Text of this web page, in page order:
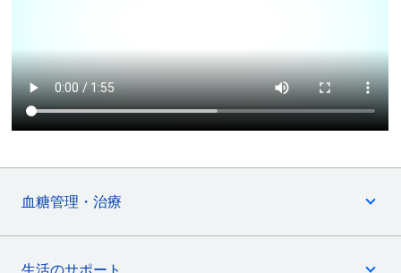
血糖管理・治療
生活のサポート